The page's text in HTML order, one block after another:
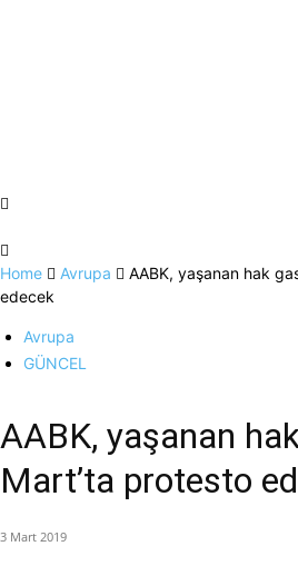
Home Avrupa
AABK, yaşanan hak
edecek
Avrupa
GÜNCEL
AABK, yaşanan
Mart’ta protesto
3 Mart 2019